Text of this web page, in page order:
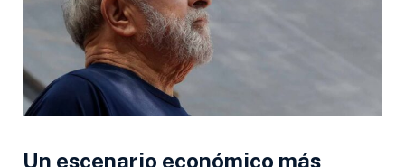
Un escenario económico más